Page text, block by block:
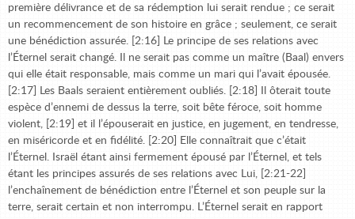
première délivrance et de sa rédemption lui serait rendue ; ce serait
un recommencement de son histoire en grâce ; seulement, ce serait
une bénédiction assurée. [2:16] Le principe de ses relations avec
l’Éternel serait changé. Il ne serait pas comme un maître (Baal) envers
qui elle était responsable, mais comme un mari qui l’avait épousée.
[2:17] Les Baals seraient entièrement oubliés. [2:18] Il ôterait toute
espèce d’ennemi de dessus la terre, soit bête féroce, soit homme
violent, [2:19] et il l’épouserait en justice, en jugement, en tendresse,
en miséricorde et en fidélité. [2:20] Elle connaîtrait que c’était
l’Éternel. Israël étant ainsi fermement épousé par l’Éternel, et tels
étant les principes assurés de ses relations avec Lui, [2:21-22]
l’enchaînement de bénédiction entre l’Éternel et son peuple sur la
terre, serait certain et non interrompu. L’Éternel serait en rapport